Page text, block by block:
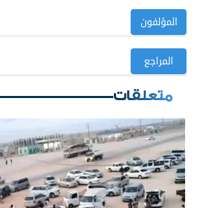
المؤلفون
المراجع
متعلقات